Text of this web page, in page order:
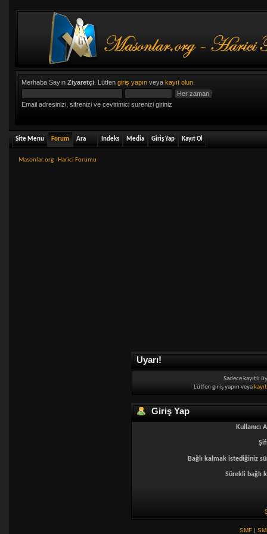
Merhaba Sayın Ziyaretçi. Lütfen giriş yapınveya kayıt olun.
Email adresinizi, sifrenizi ve cevirimici surenizi giriniz
Site Menu Forum Ara Indeks Media Giriş Yap Kayıt Ol
Masonlar.org - Harici Forumu
Uyarı!
Sadece kayıtlı
Lütfen giriş yapın veya
Giriş Yap
Kullanıcı
Bağlı kalmak istediğiniz
Sürekli bağlı
SMF